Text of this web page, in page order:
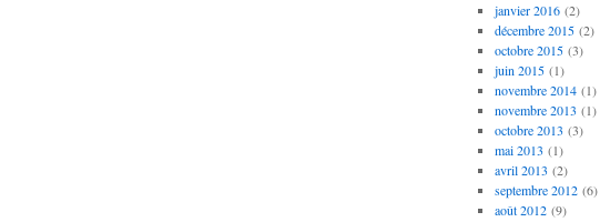
janvier 2016(2)
décembre 2015(2)
octobre 2015(3)
juin 2015(1)
novembre 2014(1)
novembre 2013 (1)
octobre 2013 (3)
mai 2013 (1)
avril 2013 (2)
septembre 2012(6)
août 2012(9)